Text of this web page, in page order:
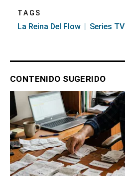
TAGS
La Reina Del Flow Series TV
CONTENIDO SUGERIDO